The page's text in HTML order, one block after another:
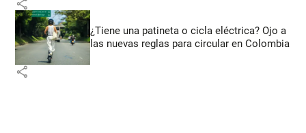
share
¿Tiene una patineta o cicla eléctrica? Ojo a
las nuevas reglas para circular en Colombia
share